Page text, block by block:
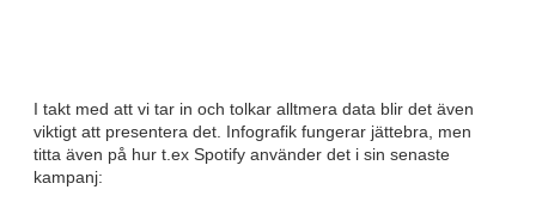
I takt med att vi tar in och tolkar alltmera data blir det även
viktigt att presentera det. Infografik fungerar jättebra, men
titta även på hur t.ex Spotify använder det i sin senaste
kampanj: